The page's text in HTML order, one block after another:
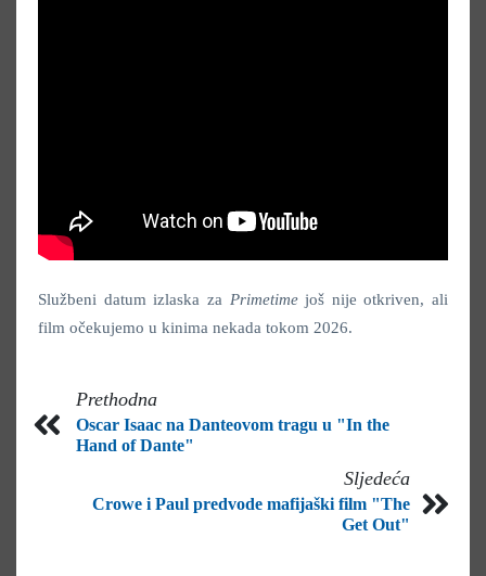
Službeni datum izlaska za Primetimejoš nije otkriven, ali
film očekujemo u kinima nekada tokom 2026.
Prethodna
Oscar Isaac na Danteovom tragu u "In the
Hand of Dante"
Sljedeća
Crowe i Paul predvode mafijaški film "The
Get Out"